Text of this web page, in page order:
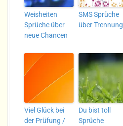
Weisheiten
Sprüche über
neue Chancen
SMS Sprüche
über Trennung
Viel Glück bei
der Prüfung /
Du bist toll
Sprüche